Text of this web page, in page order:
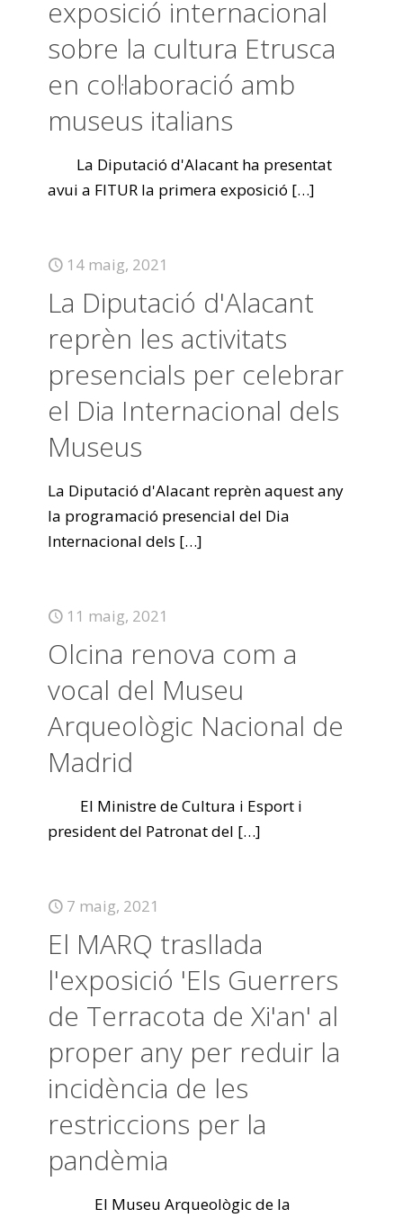
exposició internacional
sobre la cultura Etrusca
en col·laboració amb
museus italians
La Diputació d'Alacant ha presentat
avui a FITUR la primera exposició […]
14 maig, 2021
La Diputació d'Alacant
reprèn les activitats
presencials per celebrar
el Dia Internacional dels
Museus
La Diputació d'Alacant reprèn aquest any
la programació presencial del Dia
Internacional dels […]
11 maig, 2021
Olcina renova com a
vocal del Museu
Arqueològic Nacional de
Madrid
El Ministre de Cultura i Esport i
president del Patronat del […]
7 maig, 2021
El MARQ trasllada
l'exposició 'Els Guerrers
de Terracota de Xi'an' al
proper any per reduir la
incidència de les
restriccions per la
pandèmia
El Museu Arqueològic de la